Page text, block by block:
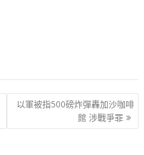
以軍被指500磅炸彈轟加沙咖啡
館 涉戰爭罪